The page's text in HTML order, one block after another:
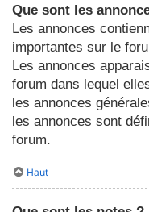
Que sont les
Les annonces
importantes sur le
Les annonces
forum dans lequel
les annonces
les annonces sont
forum.
Haut